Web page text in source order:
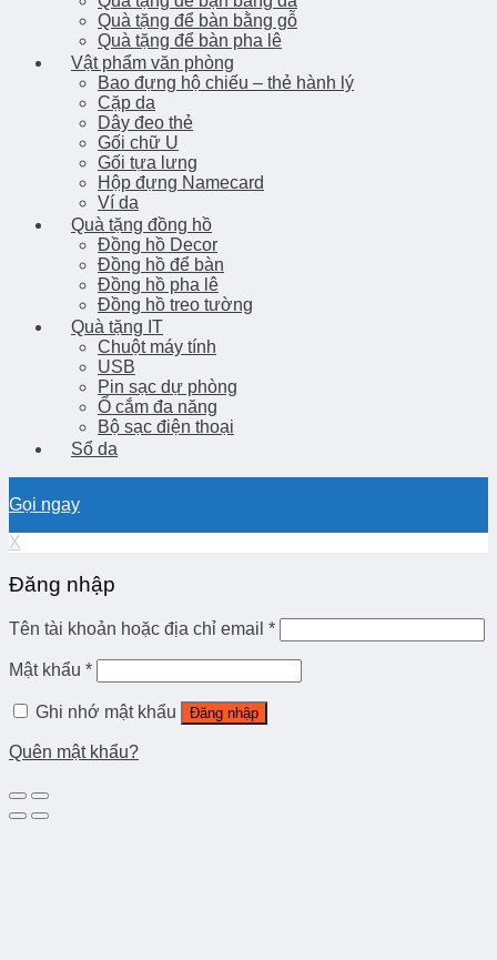
Quà tặng để bàn bằng gỗ
Quà tặng để bàn pha lê
Vật phẩm văn phòng
Bao đựng hộ chiếu – thẻ hành lý
Cặp da
Dây đeo thẻ
Gối chữ U
Gối tựa lưng
Hộp đựng Namecard
Ví da
Quà tặng đồng hồ
Đồng hồ Decor
Đồng hồ để bàn
Đồng hồ pha lê
Đồng hồ treo tường
Quà tặng IT
Chuột máy tính
USB
Pin sạc dự phòng
Ổ cắm đa năng
Bộ sạc điện thoại
Sổ da
Gọi ngay
X
Đăng nhập
Tên tài khoản hoặc địa chỉ email *
Mật khẩu *
Ghi nhớ mật khẩu Đăng nhập
Quên mật khẩu?